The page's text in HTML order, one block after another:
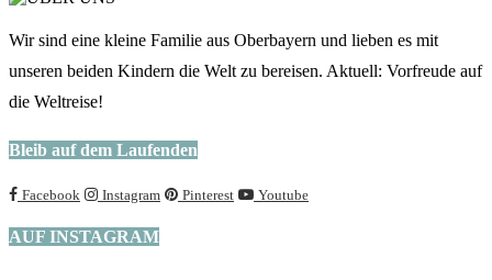
Wir sind eine kleine Familie aus Oberbayern und lieben es mit
unseren beiden Kindern die Welt zu bereisen. Aktuell: Vorfreude auf
die Weltreise!
Bleib auf dem Laufenden
Facebook Instagram Pinterest Youtube
AUF INSTAGRAM